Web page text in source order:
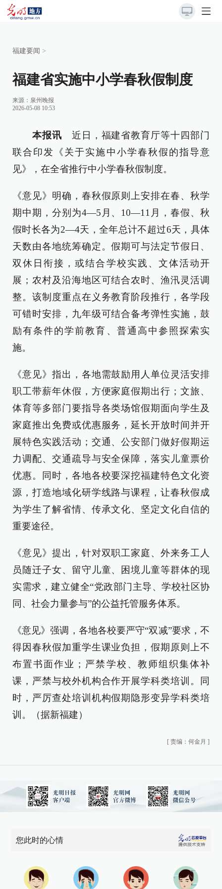
福建要闻 >
福建省实施中小学春秋假制度
来源： 泉州晚报
2026-05-08 10:53
本报讯 近日，福建省教育厅等十四部门
联合印发《关于实施中小学春秋假的指导意
见》，在全省推行中小学春秋假制度。
《意见》明确，春秋假原则上安排在春、秋学
期中期，分别为4—5月、10—11月，春假、秋
假时长各为2—4天，全年总计不超过6天，具体
天数由各地统筹确定。假期可与法定节假日、
双休日衔接，或结合学校实践、文体活动开
展；农村及沿海地区可结合农时、渔汛灵活调
整。该制度重点在义务教育阶段推行，各学段
可错时安排，九年级可结合备考弹性实施，鼓
励有条件的学前教育、普通高中参照探索实
施。
《意见》指出，各地需鼓励用人单位灵活安排
职工带薪年休假，方便家庭假期出行；文旅、
体育等多部门要指导各类场馆假期面向学生及
家庭推出免费或优惠服务，延长开放时间并开
展特色实践活动；交通、公安部门做好假期运
力调配、交通疏导与安全保障，落实儿童票价
优惠。同时，各地各校要深挖福建特色文化资
源，打造地域化研学线路与课程，让春秋假成
为学生了解省情、传承文化、坚定文化自信的
重要途径。
《意见》提出，针对双职工家庭、外来务工人
员随迁子女、留守儿童、困境儿童等群体的现
实需求，建立健全“党政部门主导、学校社区协
同、社会力量参与”的公益托管服务体系。
《意见》强调，各地各校要严守“双减”要求，不
得因春秋假加重学生课业负担，假期原则上不
布置书面作业；严禁学校、教师组织集体补
课，严禁与校外机构合作开展学科类培训。同
时，严厉查处培训机构假期隐形变异学科类培
训。（据新福建）
[ 责编：何金月 ]
您此时的心情